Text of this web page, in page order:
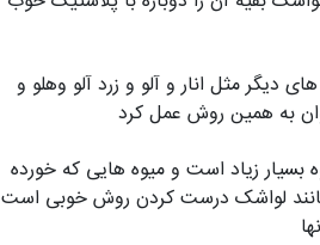
دیگر مثل انار و آلو و زرد آلو وهلو و
به همین روش عمل کرد
بسیار زیاد است و میوه هایی که خورده
لواشک درست کردن روش خوبی است